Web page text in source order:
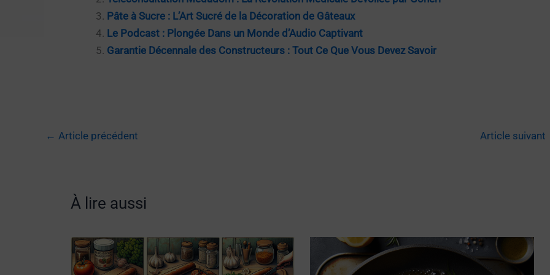
Pâte à Sucre : L’Art Sucré de la Décoration de Gâteaux
Le Podcast : Plongée Dans un Monde d’Audio Captivant
Garantie Décennale des Constructeurs : Tout Ce Que Vous Devez Savoir
← Article précédent Article suivant
À lire aussi